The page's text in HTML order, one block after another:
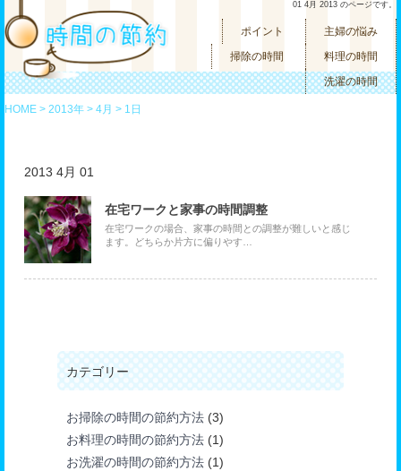
01 4月 2013 のページです。
ポイント
主婦の悩み
掃除の時間
料理の時間
洗濯の時間
HOME > 2013年 > 4月 > 1日
2013 4月 01
在宅ワークと家事の時間調整
在宅ワークの場合、家事の時間との調整が難しいと感じ
ます。どちらか片方に偏りやす…
カテゴリー
お掃除の時間の節約方法 (3)
お料理の時間の節約方法 (1)
お洗濯の時間の節約方法 (1)